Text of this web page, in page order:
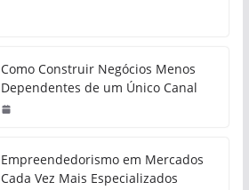
Como Construir Negócios Menos
Dependentes de um Único Canal
Empreendedorismo em Mercados
Cada Vez Mais Especializados